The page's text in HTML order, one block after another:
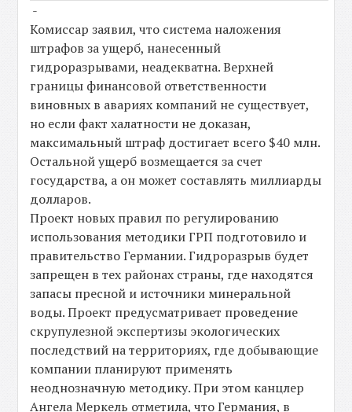
-
Комиссар заявил, что система наложения
штрафов за ущерб, нанесенный
гидроразрывами, неадекватна. Верхней
границы финансовой ответственности
виновных в авариях компаний не существует,
но если факт халатности не доказан,
максимальный штраф достигает всего $40 млн.
Остальной ущерб возмещается за счет
государства, а он может составлять миллиарды
долларов.
Проект новых правил по регулированию
использования методики ГРП подготовило и
правительство Германии. Гидроразрыв будет
запрещен в тех районах страны, где находятся
запасы пресной и источники минеральной
воды. Проект предусматривает проведение
скрупулезной экспертизы экологических
последствий на территориях, где добывающие
компании планируют применять
неоднозначную методику. При этом канцлер
Ангела Меркель отметила, что Германия, в